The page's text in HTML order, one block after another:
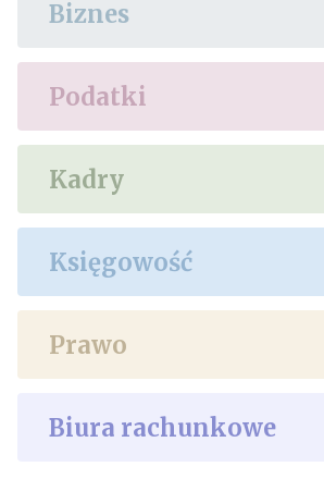
Biznes
Podatki
Kadry
Księgowość
Prawo
Biura rachunkowe